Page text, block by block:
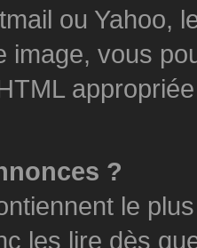
ou Yahoo,
image, vous
?
le
les lire dès